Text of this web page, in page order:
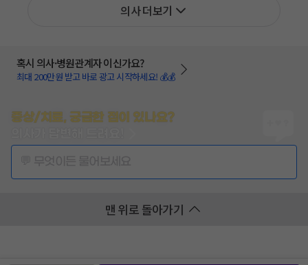
의사 더보기
혹시 의사·병원관계자 이신가요?
최대 200만원 받고 바로 광고 시작하세요! 💰💰
증상/치료, 궁금한 점이 있나요?
맨 위로 돌아가기